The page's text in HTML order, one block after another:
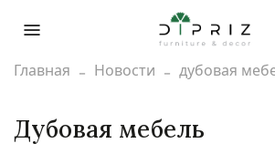
Главная Новости дубовая
дубовая мебель